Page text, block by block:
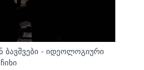
ბავშვები - იდეოლოგიური